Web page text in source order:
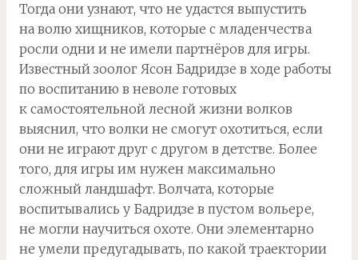
Тогда они узнают, что не удастся выпустить
на волю хищников, которые с младенчества
росли одни и не имели партнёров для игры.
Известный зоолог Ясон Бадридзе в ходе работы
по воспитанию в неволе готовых
к самостоятельной лесной жизни волков
выяснил, что волки не смогут охотиться, если
они не играют друг с другом в детстве. Более
того, для игры им нужен максимально
сложный ландшафт. Волчата, которые
воспитывались у Бадридзе в пустом вольере,
не могли научиться охоте. Они элементарно
не умели предугадывать, по какой траектории